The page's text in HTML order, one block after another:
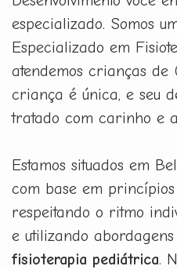
especializado. Somos
Especializado em
atendemos crianças de
criança é única, e seu
tratado com carinho e
Estamos situados em
com base em
respeitando o ritmo
e utilizando
fisioterapia pediátrica.